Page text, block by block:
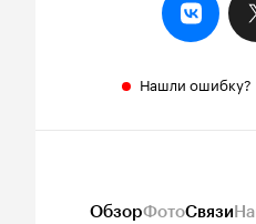
Нашли ошибку?
ОбзорФотоСвязи